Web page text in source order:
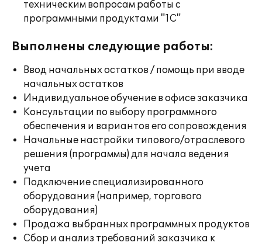
техническим вопросам работы с
программными продуктами "1С"
Выполнены следующие работы:
Ввод начальных остатков / помощь при вводе
начальных остатков
Индивидуальное обучение в офисе заказчика
Консультации по выбору программного
обеспечения и вариантов его сопровождения
Начальные настройки типового/отраслевого
решения (программы) для начала ведения
учета
Подключение специализированного
оборудования (например, торгового
оборудования)
Продажа выбранных программных продуктов
Сбор и анализ требований заказчика к